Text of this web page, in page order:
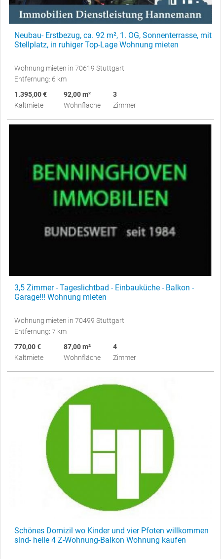
Neubau- Erstbezug, ca. 92 m², 1. OG, Sonnenterrasse, mit
Stellplatz, in ruhiger Top-Lage Wohnung mieten
Wohnung mieten in 70619 Stuttgart
Entfernung: 6 km
1.395,00 €
Kaltmiete
92,00 m²
Wohnfläche
3
Zimmer
3,5 Zimmer - Tageslichtbad - Einbauküche - Balkon -
Garage!!! Wohnung mieten
Wohnung mieten in 70499 Stuttgart
Entfernung: 7 km
770,00 €
Kaltmiete
87,00 m²
Wohnfläche
4
Zimmer
Schönes Domizil wo Kinder und vier Pfoten willkommen
sind- helle 4 Z-Wohnung-Balkon Wohnung kaufen